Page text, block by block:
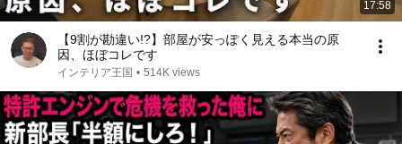
17:58
【9割が勘違い!?】部屋が安っぽく見える本当の原
因、ほぼコレです
インテリア王国 • 514K views